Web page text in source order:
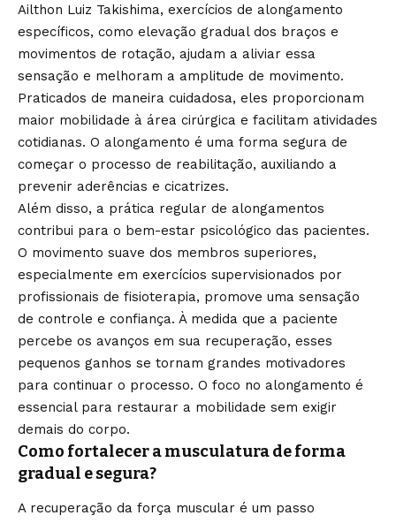
Ailthon Luiz Takishima, exercícios de alongamento
específicos, como elevação gradual dos braços e
movimentos de rotação, ajudam a aliviar essa
sensação e melhoram a amplitude de movimento.
Praticados de maneira cuidadosa, eles proporcionam
maior mobilidade à área cirúrgica e facilitam atividades
cotidianas. O alongamento é uma forma segura de
começar o processo de reabilitação, auxiliando a
prevenir aderências e cicatrizes.
Além disso, a prática regular de alongamentos
contribui para o bem-estar psicológico das pacientes.
O movimento suave dos membros superiores,
especialmente em exercícios supervisionados por
profissionais de fisioterapia, promove uma sensação
de controle e confiança. À medida que a paciente
percebe os avanços em sua recuperação, esses
pequenos ganhos se tornam grandes motivadores
para continuar o processo. O foco no alongamento é
essencial para restaurar a mobilidade sem exigir
demais do corpo.
Como fortalecer a musculatura de forma
gradual e segura?
A recuperação da força muscular é um passo